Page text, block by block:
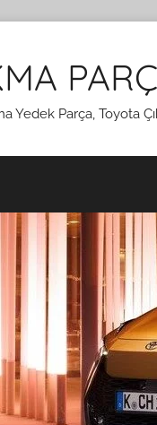
Yedek Parça, Toyota